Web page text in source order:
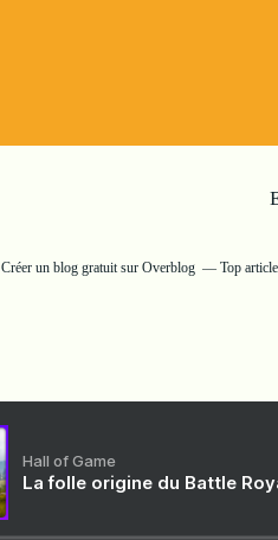
Créer un blog gratuit sur Overblog Top
Hall of Game
La folle origine du Battle